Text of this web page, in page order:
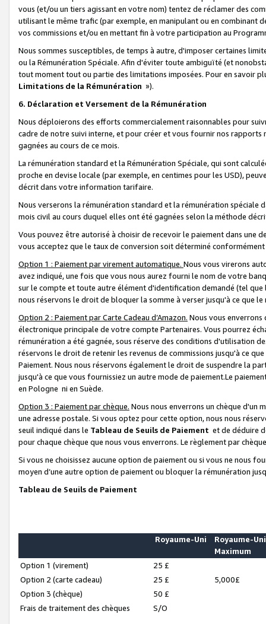
vous (et/ou un tiers agissant en votre nom) tentez de réclamer des
utilisant le même trafic (par exemple, en manipulant ou en combinant
vos commissions et/ou en mettant fin à votre participation au
Nous sommes susceptibles, de temps à autre, d'imposer certaines
ou la Rémunération Spéciale. Afin d'éviter toute ambiguïté (et
tout moment tout ou partie des limitations imposées. Pour en savoir
Limitations de la Rémunération »).
6. Déclaration et Versement de la Rémunération
Nous déploierons des efforts commercialement raisonnables pour
cadre de notre suivi interne, et pour créer et vous fournir nos
gagnées au cours de ce mois.
La rémunération standard et la Rémunération Spéciale, qui sont
proche en devise locale (par exemple, en centimes pour les USD),
décrit dans votre information tarifaire.
Nous verserons la rémunération standard et la rémunération spéciale
mois civil au cours duquel elles ont été gagnées selon la méthode
Vous pouvez être autorisé à choisir de recevoir le paiement dans une
vous acceptez que le taux de conversion soit déterminé
Option 1 : Paiement par virement automatique. Nous vous virerons
avez indiqué, une fois que vous nous aurez fourni le nom de votre
sur le compte et toute autre élément d'identification demandé (tel que
nous réservons le droit de bloquer la somme à verser jusqu'à ce que
Option 2 : Paiement par Carte Cadeau d’Amazon. Nous vous
électronique principale de votre compte Partenaires. Vous pourrez
rémunération a été gagnée, sous réserve des conditions d'utilisation
réservons le droit de retenir les revenus de commissions jusqu'à ce
Paiement. Nous nous réservons également le droit de suspendre la
jusqu'à ce que vous fournissiez un autre mode de paiement.Le
en Pologne ni en Suède.
Option 3 : Paiement par chèque. Nous nous enverrons un chèque d'un
une adresse postale. Si vous optez pour cette option, nous nous
seuil indiqué dans le Tableau de Seuils de Paiement et de déduire
pour chaque chèque que nous vous enverrons. Le règlement par
Si vous ne choisissez aucune option de paiement ou si vous ne nous
moyen d’une autre option de paiement ou bloquer la rémunération
Tableau de Seuils de Paiement
Royaume-Uni
Royaume-Uni
Maximum
Option 1 (virement)
25 £
Option 2 (carte cadeau)
25 £
5,000£
Option 3 (chèque)
50 £
Frais de traitement des chèques
S/O